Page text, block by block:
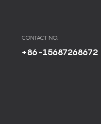
CONTACT NO.
+86-15687268672